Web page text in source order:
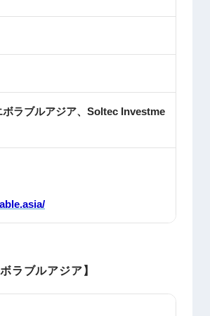
ボラブルアジア、Soltec Investme
ラブルアジア】